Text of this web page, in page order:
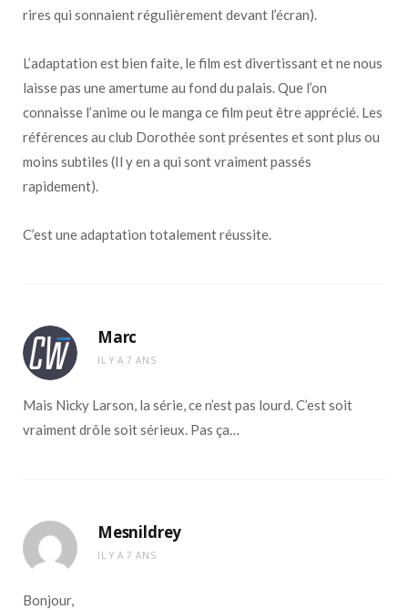
rires qui sonnaient régulièrement devant l’écran).
L’adaptation est bien faite, le film est divertissant et ne nous
laisse pas une amertume au fond du palais. Que l’on
connaisse l’anime ou le manga ce film peut être apprécié. Les
références au club Dorothée sont présentes et sont plus ou
moins subtiles (Il y en a qui sont vraiment passés
rapidement).
C’est une adaptation totalement réussite.
Marc
IL Y A 7 ANS
Mais Nicky Larson, la série, ce n’est pas lourd. C’est soit
vraiment drôle soit sérieux. Pas ça…
Mesnildrey
IL Y A 7 ANS
Bonjour,